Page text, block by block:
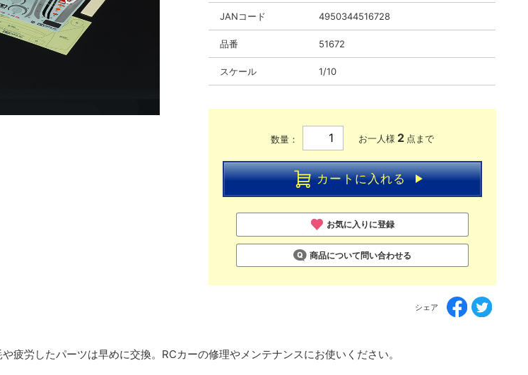
JANコード 4950344516728
品番 51672
スケール 1/10
数量： お一人様 2 点まで
カートに入れる
お気に入りに登録
商品について問い合わせる
シェア
疲労したパーツは早めに交換。RCカーの修理やメンテナンスにお使いください。